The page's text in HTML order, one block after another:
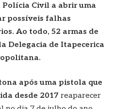
Civil a abrir uma
possíveis falhas
Ao todo, 52 armas de
Delegacia de Itapecerica
após uma pistola que
desde 2017 reaparecer